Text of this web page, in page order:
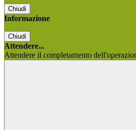
Chiudi
Informazione
Chiudi
Attendere...
Attendere il completamento